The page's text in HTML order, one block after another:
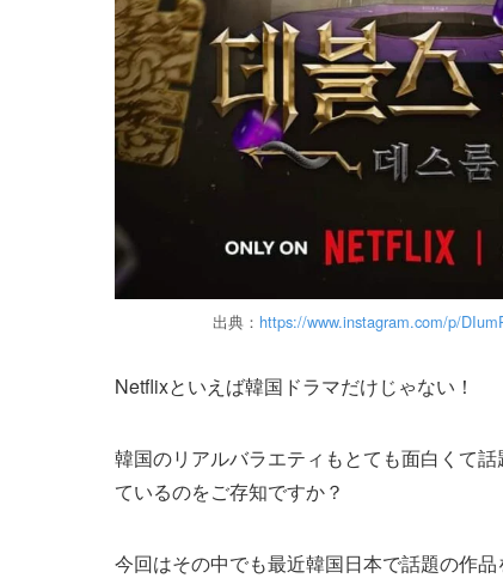
出典： https://www.instagram.com/p/
Netflixといえば韓国ドラマだけじゃない！
韓国のリアルバラエティもとても面白くて
ているのをご存知ですか？
今回はその中でも最近韓国日本で話題の作